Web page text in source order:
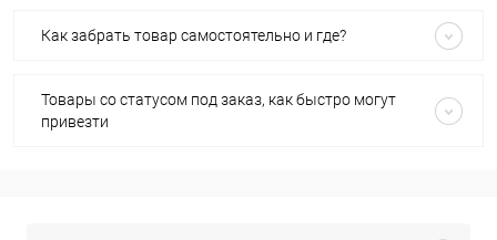
Как забрать товар самостоятельно и где?
Товары со статусом под заказ, как быстро могут
привезти